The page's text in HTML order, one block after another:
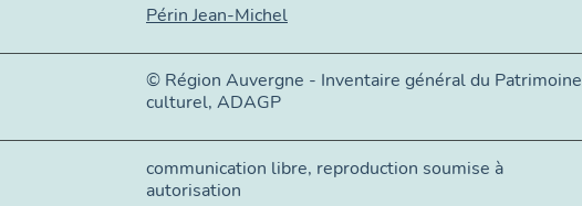
Périn Jean-Michel
© Région Auvergne - Inventaire général du Patrimoine
culturel, ADAGP
communication libre, reproduction soumise à
autorisation